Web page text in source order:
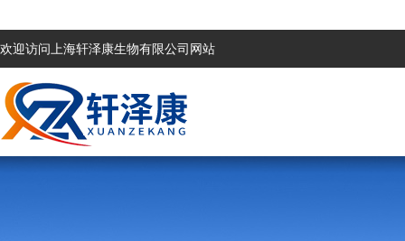
欢迎访问上海轩泽康生物有限公司网站